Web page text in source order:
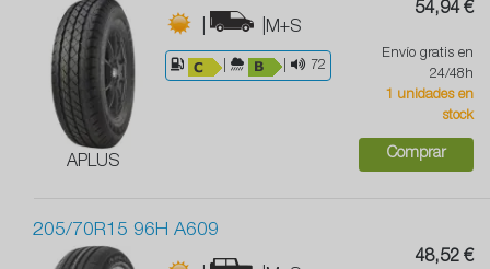
APLUS
| |M+S
72
54,94 €
Envío gratis en
24/48h
1 unidades en
stock
Comprar
205/70R15 96H A609
48,52 €